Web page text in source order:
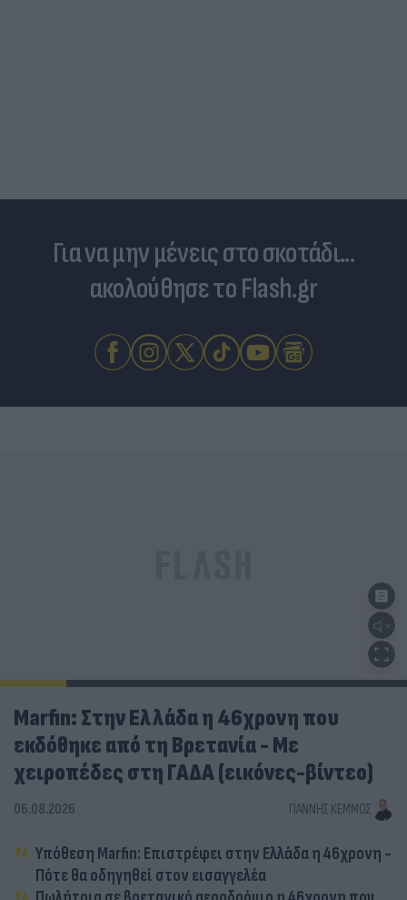
Για να μην μένεις στο σκοτάδι...
ακολούθησε το Flash.gr
Marfin: Στην Ελλάδα η 46χρονη που
εκδόθηκε από τη Βρετανία - Με
χειροπέδες στη ΓΑΔΑ (εικόνες-βίντεο)
06.08.2026 ΓΙΆΝΝΗΣ ΚΈΜΜΟΣ
Υπόθεση Marfin: Επιστρέφει στην Ελλάδα η 46χρονη -
Πότε θα οδηγηθεί στον εισαγγελέα